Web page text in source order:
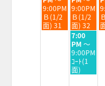
日,
8
月
25th
9:00PM
Ｂ(1/2
面) 31
日,
8
月
26th
2026
9:00PM
Ｂ(1/2
面) 32
8
水
曜
日,
8
月
26th
7:00
PM ～
9:00PM
ｺｰﾄ(1
面)